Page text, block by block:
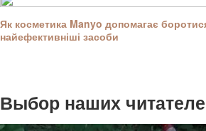
Як косметика Manyo допомагає
найефективніші засоби
Выбор наших